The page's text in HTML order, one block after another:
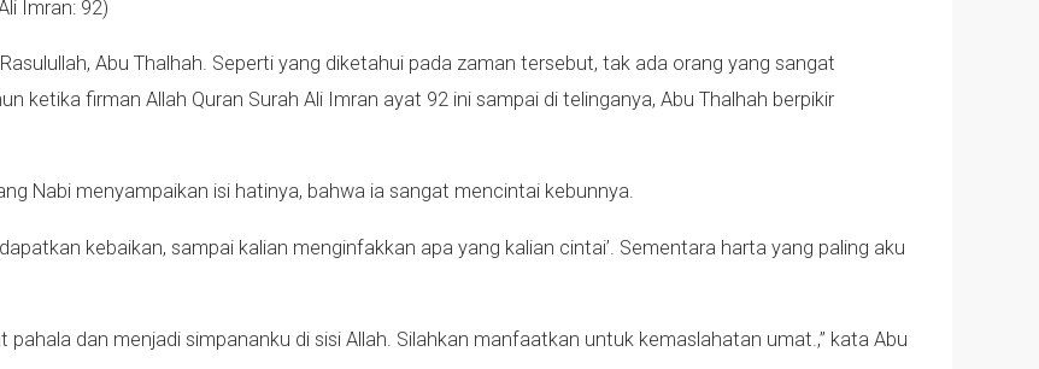
Imran: 92)
Abu Thalhah. Seperti yang diketahui pada zaman tersebut, tak ada orang yang sangat
ketika firman Allah Quran Surah Ali Imran ayat 92 ini sampai di telinganya, Abu Thalhah berpikir
Nabi menyampaikan isi hatinya, bahwa ia sangat mencintai kebunnya.
kebaikan, sampai kalian menginfakkan apa yang kalian cintai’. Sementara harta yang paling aku
dan menjadi simpananku di sisi Allah. Silahkan manfaatkan untuk kemaslahatan umat.,” kata Abu